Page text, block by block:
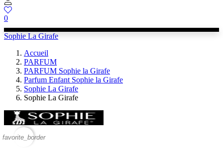
0
Sophie La Girafe
Accueil
PARFUM
PARFUM Sophie la Girafe
Parfum Enfant Sophie la Girafe
Sophie La Girafe
Sophie La Girafe
favorite_border